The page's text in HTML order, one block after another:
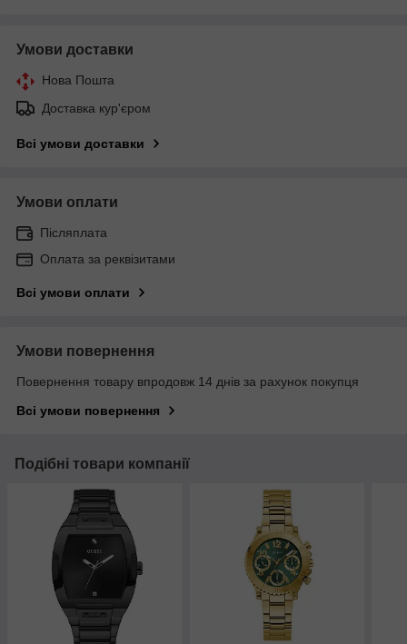
Умови доставки
Нова Пошта
Доставка кур'єром
Всі умови доставки
Умови оплати
Післяплата
Оплата за реквізитами
Всі умови оплати
Умови повернення
Повернення товару впродовж 14 днів за рахунок покупця
Всі умови повернення
Подібні товари компанії